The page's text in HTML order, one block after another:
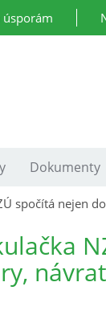
úsporám
Dokumenty
spočítá nejen